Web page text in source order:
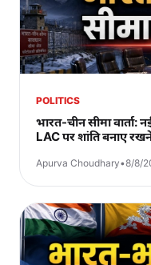
POLITICS
भारत-चीन सीमा
LAC पर शांति बनाए
Apurva Choudhary•8/8/